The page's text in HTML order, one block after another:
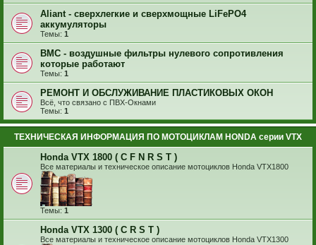
Aliant - сверхлегкие и сверхмощные LiFePO4
аккумуляторы
Темы: 1
BMC - воздушные фильтры нулевого сопротивления
которые работают
Темы: 1
РЕМОНТ И ОБСЛУЖИВАНИЕ ПЛАСТИКОВЫХ ОКОН
Всё, что связано с ПВХ-Окнами
Темы: 1
ТЕХНИЧЕСКАЯ ИНФОРМАЦИЯ ПО МОТОЦИКЛАМ HONDA серии VTX
Honda VTX 1800 ( C F N R S T )
Все материалы и техническое описание мотоциклов Honda VTX1800
Темы: 1
Honda VTX 1300 ( C R S T )
Все материалы и техническое описание мотоциклов Honda VTX1300